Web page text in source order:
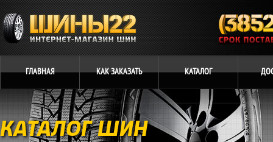
ГЛАВНАЯ КАКЗАКАЗАТЬ КАТАЛОГ
КАТАЛОГ ШИН